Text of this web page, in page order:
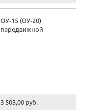
ОУ-15 (ОУ-20)
передвижной
3 503,00 руб.